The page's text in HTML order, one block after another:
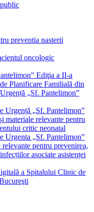
preventia nasterii
oncologic
Ediţia a II-a
Planificare Familială din
„Sf. Pantelimon”
Urgență „Sf. Pantelimon”
materiale relevante pentru
critic neonatal
Urgenta „Sf. Pantelimon”
pentru prevenirea,
asociate asistenței
a Spitalului Clinic de